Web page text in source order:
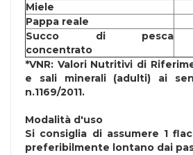
Miele
Pappa reale
Succo di pesca
concentrato
*VNR: Valori Nutritivi di
e sali minerali (adulti) ai
n.1169/2011.
Modalità d'uso
Si consiglia di assumere 1
preferibilmente lontano dai